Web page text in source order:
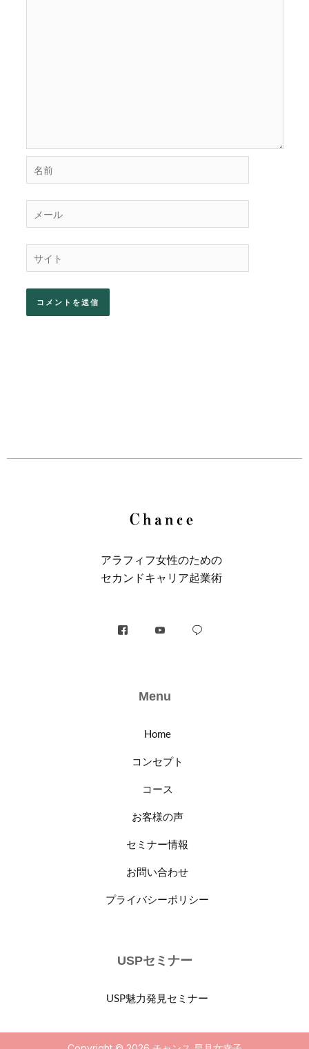
前
ー
ル
イ
ト
アラフィフ⼥性のための
セカンドキャリア起業術
Menu
Home
コンセプト
コース
お客様の声
セミナー情報
お問い合わせ
プライバシーポリシー
USPセミナー
USP魅力発見セミナー